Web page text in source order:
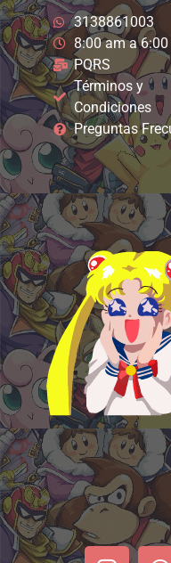
3138861003
8:00 am a
PQRS
Términos y
Condiciones
Preguntas